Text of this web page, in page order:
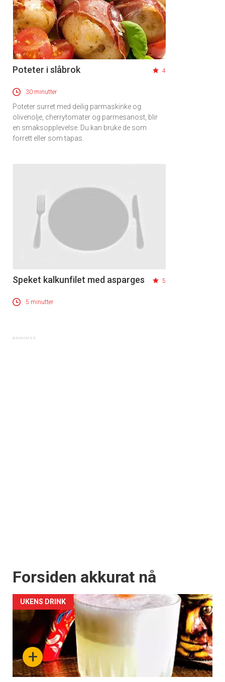
Poteter i slåbrok 4
30 minutter
Poteter surret med deilig parmaskinke og
olivenolje, cherrytomater og parmesanost, blir
en smaksopplevelse. Du kan bruke de som
forrett eller som tapas.
Speket kalkunfilet med asparges 5
5 minutter
Forsiden akkurat nå
+
UKENS DRINK